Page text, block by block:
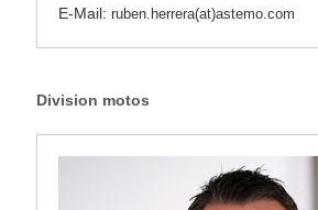
E-Mail:ruben.herrera(at)astemo.com
Division motos